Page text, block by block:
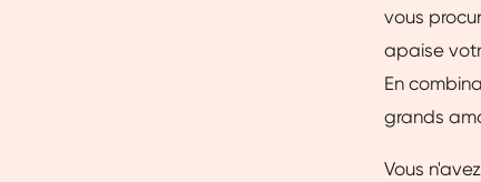
vous
apaise
En
grands
Vous